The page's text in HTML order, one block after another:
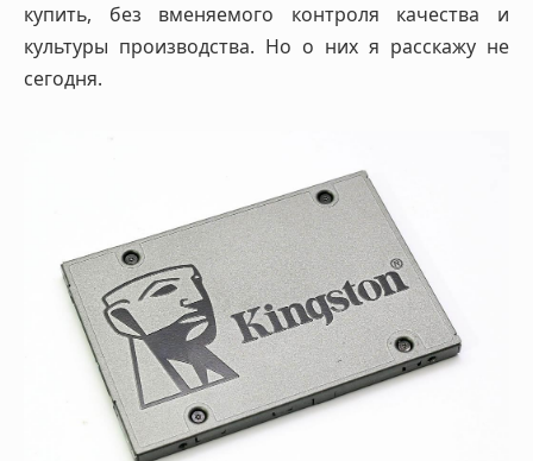
купить, без вменяемого контроля качества и
культуры производства. Но о них я расскажу не
сегодня.